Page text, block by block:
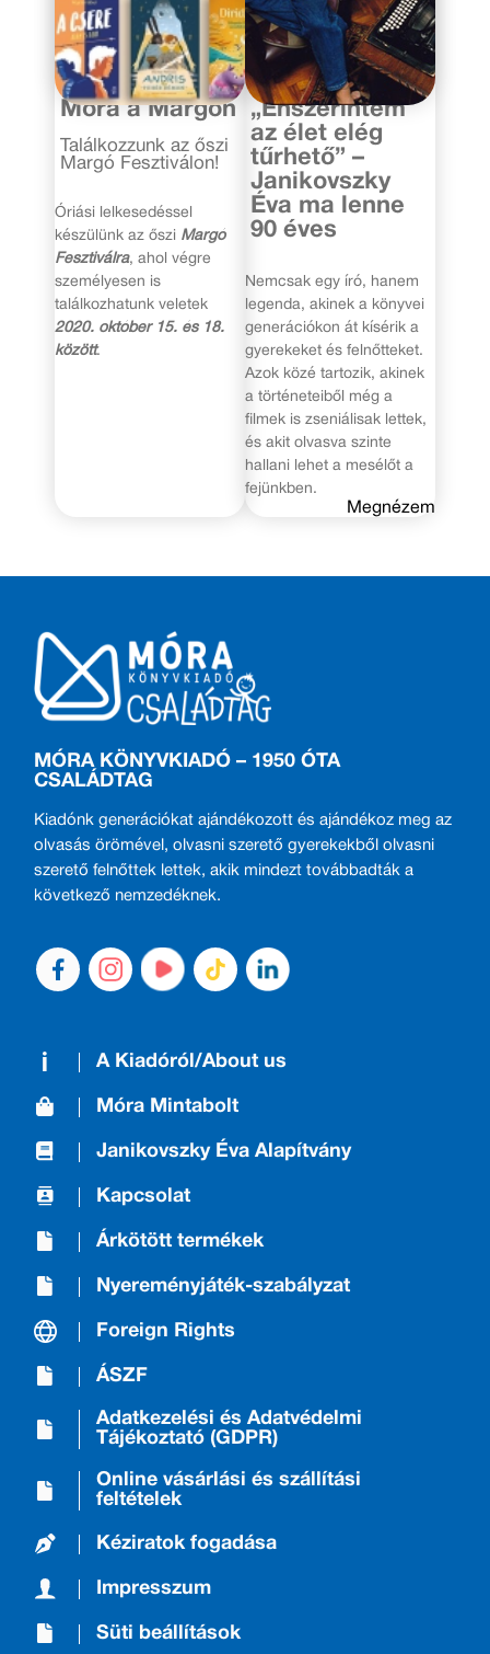
2020. október 8.
Móra a Margón
Találkozzunk az őszi
Margó Fesztiválon!
Óriási lelkesedéssel
készülünk az őszi Margó
Fesztiválra, ahol végre
személyesen is
találkozhatunk veletek
2020. október 15. és 18.
között.
2016. április 23.
„Énszerintem
az élet elég
tűrhető” –
Janikovszky
Éva ma lenne
90 éves
Nemcsak egy író, hanem
legenda, akinek a könyvei
generációkon át kísérik a
gyerekeket és felnőtteket.
Azok közé tartozik, akinek
a történeteiből még a
filmek is zseniálisak lettek,
és akit olvasva szinte
hallani lehet a mesélőt a
fejünkben.
Megnézem
MÓRA KÖNYVKIADÓ – 1950 ÓTA
CSALÁDTAG
Kiadónk generációkat ajándékozott és ajándékoz meg az
olvasás örömével, olvasni szerető gyerekekből olvasni
szerető felnőttek lettek, akik mindezt továbbadták a
következő nemzedéknek.
A Kiadóról/About us
Móra Mintabolt
Janikovszky Éva Alapítvány
Kapcsolat
Árkötött termékek
Nyereményjáték-szabályzat
Foreign Rights
ÁSZF
Adatkezelési és Adatvédelmi
Tájékoztató (GDPR)
Online vásárlási és szállítási
feltételek
Kéziratok fogadása
Impresszum
Süti beállítások